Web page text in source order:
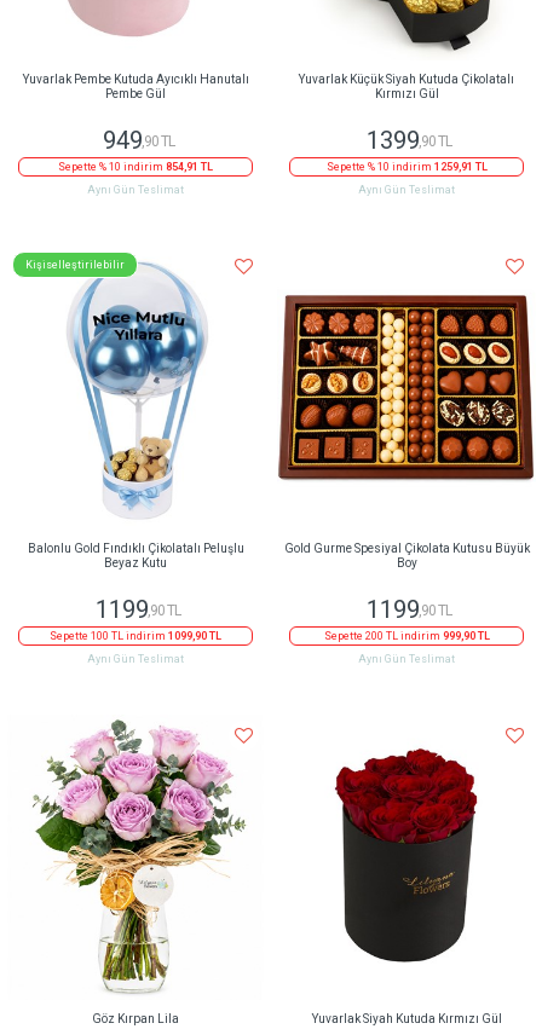
Yuvarlak Pembe Kutuda Ayıcıklı Hanutalı
Pembe Gül
949,90 TL
Sepette % 10 indirim 854,91 TL
Aynı Gün Teslimat
Yuvarlak Küçük Siyah Kutuda Çikolatalı
Kırmızı Gül
1399,90 TL
Sepette % 10 indirim 1259,91 TL
Aynı Gün Teslimat
Kişiselleştirilebilir
Balonlu Gold Fındıklı Çikolatalı Peluşlu
Beyaz Kutu
1199,90 TL
Sepette 100 TL indirim 1099,90 TL
Aynı Gün Teslimat
Gold Gurme Spesiyal Çikolata Kutusu Büyük
Boy
1199,90 TL
Sepette 200 TL indirim 999,90 TL
Aynı Gün Teslimat
Göz Kırpan Lila Yuvarlak Siyah Kutuda Kırmızı Gül